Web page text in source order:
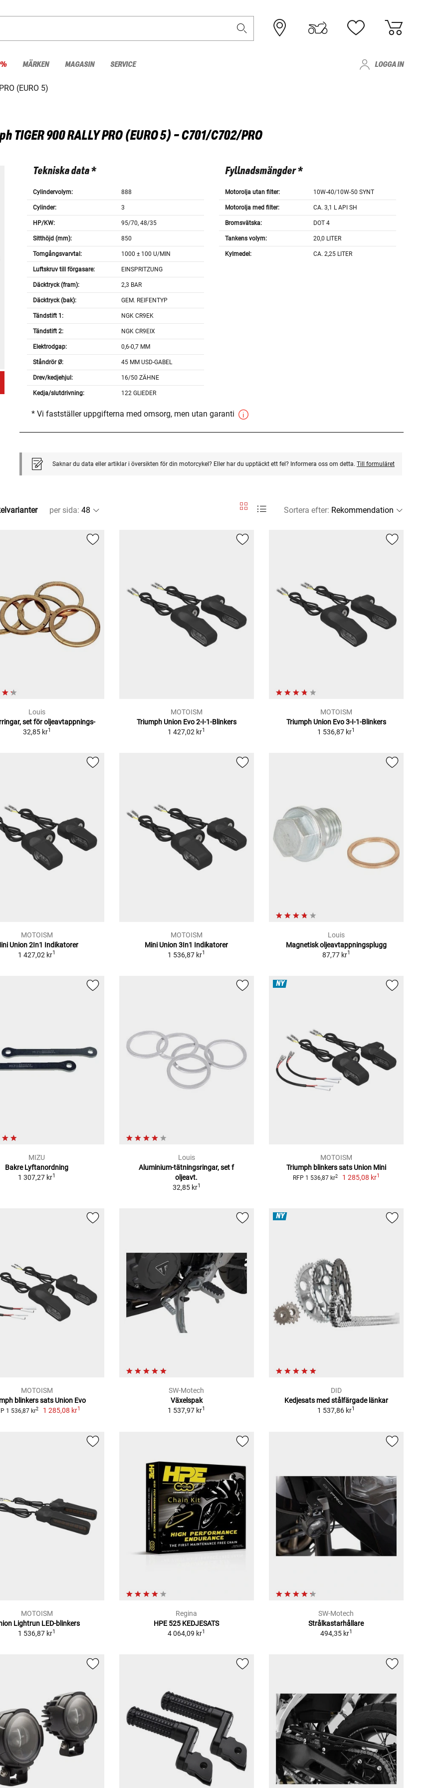
MÄRKEN MAGASIN SERVICE LOGGA IN
(EURO 5)
TIGER 900 RALLY PRO (EURO 5) - C701/C702/PRO
Tekniska data *
Cylindervolym: 888
Cylinder: 3
HP/KW: 95/70, 48/35
Sitthöjd (mm): 850
Tomgångsvarvtal: 1000 ± 100 U/MIN
Luftskruv till förgasare: EINSPRITZUNG
Däcktryck (fram): 2,3 BAR
Däcktryck (bak): GEM. REIFENTYP
Tändstift 1: NGK CR9EK
Tändstift 2: NGK CR9EIX
Elektrodgap: 0,6-0,7 MM
Ståndrör Ø: 45 MM USD-GABEL
Drev/kedjehjul: 16/50 ZÄHNE
Kedja/slutdrivning: 122 GLIEDER
Fyllnadsmängder *
Motorolja utan filter: 10W-40/10W-50 SYNT
Motorolja med filter: CA. 3,1 L API SH
Bromsvätska: DOT 4
Tankens volym: 20,0 LITER
Kylmedel: CA. 2,25 LITER
* Vi fastställer uppgifterna med omsorg, men utan garanti
Saknar du data eller artiklar i översikten för din motorcykel? Eller har du upptäckt ett fel? Informera oss om detta. Till formuläret
per sida: Sortera efter:
Louis
set för oljeavtappnings-
32,85 kr1
MOTOISM
Triumph Union Evo 2-I-1-Blinkers
1 427,02 kr1
MOTOISM
Triumph Union Evo 3-I-1-Blinkers
1 536,87 kr1
MOTOISM
Union 2In1 Indikatorer
1 427,02 kr1
MOTOISM
Mini Union 3In1 Indikatorer
1 536,87 kr1
Louis
Magnetisk oljeavtappningsplugg
87,77 kr1
MIZU
Bakre Lyftanordning
1 307,27 kr1
Louis
Aluminium-tätningsringar, set f
oljeavt.
32,85 kr1
NY
MOTOISM
Triumph blinkers sats Union Mini
RFP 1 536,87 kr2 1 285,08 kr1
MOTOISM
blinkers sats Union Evo
1 536,87 kr2 1 285,08 kr1
SW-Motech
Växelspak
1 537,97 kr1
NY
DID
Kedjesats med stålfärgade länkar
1 537,86 kr1
MOTOISM
Lightrun LED-blinkers
1 536,87 kr1
Regina
HPE 525 KEDJESATS
4 064,09 kr1
SW-Motech
Strålkastarhållare
494,35 kr1